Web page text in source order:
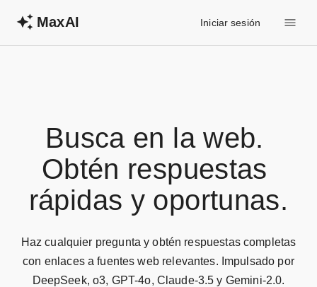
MaxAI Iniciar sesión
Busca en la web.
Obtén respuestas
rápidas y oportunas.
Haz cualquier pregunta y obtén respuestas completas
con enlaces a fuentes web relevantes. Impulsado por
DeepSeek, o3, GPT-4o, Claude-3.5 y Gemini-2.0.